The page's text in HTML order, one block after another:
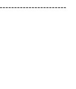
--------